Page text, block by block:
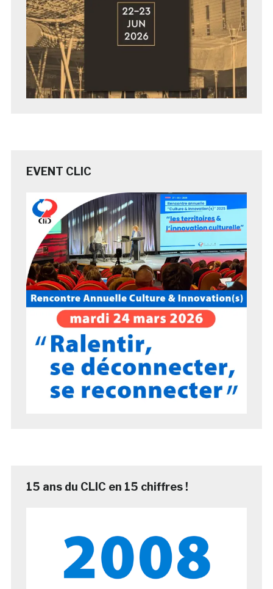
EVENT CLIC
15 ans du CLIC en 15 chiffres !